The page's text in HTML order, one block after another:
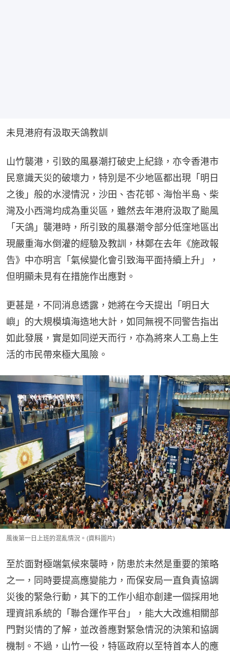
未見港府有汲取天鴿教訓
山竹襲港，引致的風暴潮打破史上紀錄，亦令香港市
民意識天災的破壞力，特別是不少地區都出現「明日
之後」般的水浸情況，沙田、杏花邨、海怡半島、柴
灣及小西灣均成為重災區，雖然去年港府汲取了颱風
「天鴿」襲港時，所引致的風暴潮令部分低窪地區出
現嚴重海水倒灌的經驗及教訓，林鄭在去年《施政報
告》中亦明言「氣候變化會引致海平面持續上升」，
但明顯未見有在措施作出應對。
更甚是，不同消息透露，她將在今天提出「明日大
嶼」的大規模填海造地大計，如同無視不同警告指出
如此發展，實是如同逆天而行，亦為將來人工島上生
活的市民帶來極大風險。
風後第一日上班的混亂情況。(資料圖片)
至於面對極端氣候來襲時，防患於未然是重要的策略
之一，同時要提高應變能力，而保安局一直負責協調
災後的緊急行動，其下的工作小組亦創建一個採用地
理資訊系統的「聯合運作平台」，能大大改進相關部
門對災情的了解，並改善應對緊急情況的決策和協調
機制。不過，山竹一役，特區政府以至特首本人的應